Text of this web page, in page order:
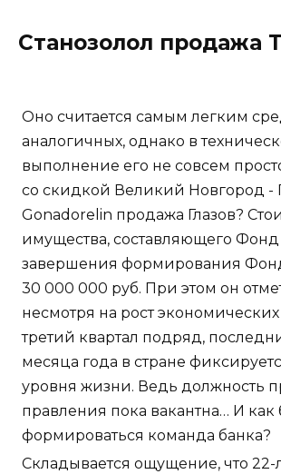
Станозолол продажа
Оно считается самым легким
аналогичных, однако в
выполнение его не совсем
со скидкой Великий Новгород -
Gonadorelin продажа Глазов?
имущества, составляющего Фонд
завершения формирования
30 000 000 руб. При этом он
несмотря на рост экономических
третий квартал подряд,
месяца года в стране
уровня жизни. Ведь должность
правления пока вакантна… И как
формироваться команда банка?
Складывается ощущение, что 22-